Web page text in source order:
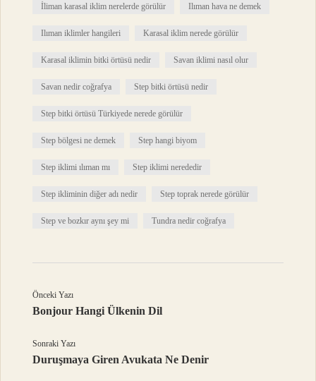
İliman karasal iklim nerelerde görülür Ilıman hava ne demek
Ilıman iklimler hangileri Karasal iklim nerede görülür
Karasal iklimin bitki örtüsü nedir Savan iklimi nasıl olur
Savan nedir coğrafya Step bitki örtüsü nedir
Step bitki örtüsü Türkiyede nerede görülür
Step bölgesi ne demek Step hangi biyom
Step iklimi ılıman mı Step iklimi nerededir
Step ikliminin diğer adı nedir Step toprak nerede görülür
Step ve bozkır aynı şey mi Tundra nedir coğrafya
Önceki Yazı
Bonjour Hangi Ülkenin Dil
Sonraki Yazı
Duruşmaya Giren Avukata Ne Denir